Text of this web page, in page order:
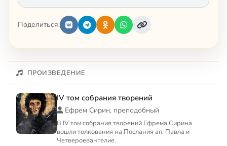
Поделиться:
ПРОИЗВЕДЕНИЕ
IV том собрания творений
Ефрем Сирин, преподобный
В IV том собрания творений Ефрема Сирина
вошли толкования на Послания ап. Павла и
Четвероевангелие.